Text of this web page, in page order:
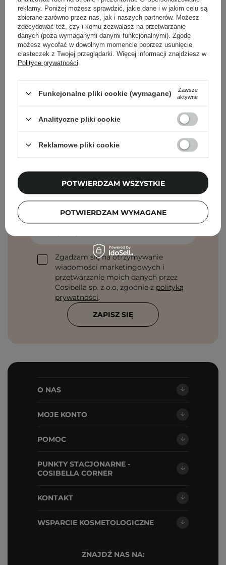
Cosibella Corner (Wileńska)
Cosibella Corner (Bohaterów Warszawy)
Cosibella Corner (Tadeusza Kościuszki)
Pielęgnacyjne checklisty, eksperckie porady,
beauty nowości - prosto na maila!
Zgadzam się na otrzymywanie
wiadomości marketingowych i
przetwarzanie moich danych przez
Cosibella sp. z o.o, zgodnie z polityką
prywatności.
ZAPISZ SIĘ
O NAS
MOJE KONTO
POMOC
PUNKTY STACJONARNE -
COSIBELLA CORNER
KONTAKT
WSPARCIE KOSMETOLOGICZNE
ZNAJDŹ NAS NA:
reklamy. Poniżej możesz sprawdzić, jakie dane i w jakim celu są
zbierane zarówno przez nas, jak i naszych partnerów. Możesz
zdecydować też, czy i komu zezwalasz na przetwarzanie
danych (poza wymaganymi danymi funkcjonalnymi). Zgodę
możesz wycofać w dowolnym momencie poprzez usunięcie
ciasteczek z Twojej przeglądarki. Więcej informacji znajdziesz w
Polityce prywatności
Funkcjonalne pliki cookie (wymagane)
Zawsze
aktywne
Analityczne pliki cookie
Reklamowe pliki cookie
POTWIERDZAM WYMAGANE
POTWIERDZAM WSZYSTKIE